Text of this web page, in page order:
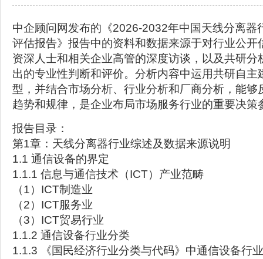
中企顾问网发布的《2026-2032年中国天线分离器
评估报告》报告中的资料和数据来源于对行业公开
资深人士和相关企业高管的深度访谈，以及共研分
出的专业性判断和评价。分析内容中运用共研自主
型，并结合市场分析、行业分析和厂商分析，能够
趋势和规律，是企业布局市场服务行业的重要决策
报告目录：
第1章：天线分离器行业综述及数据来源说明
1.1 通信设备的界定
1.1.1 信息与通信技术（ICT）产业范畴
（1）ICT制造业
（2）ICT服务业
（3）ICT贸易行业
1.1.2 通信设备行业分类
1.1.3 《国民经济行业分类与代码》中通信设备行